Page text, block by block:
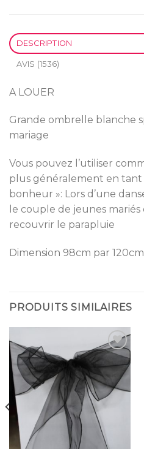
DESCRIPTION
AVIS (1536)
A LOUER
Grande ombrelle blanche
mariage
Vous pouvez l’utiliser
plus généralement en tant
bonheur »: Lors d’une
le couple de jeunes
recouvrir le parapluie
Dimension 98cm par 120cm
PRODUITS SIMILAIRES
Ajouter
à la
liste